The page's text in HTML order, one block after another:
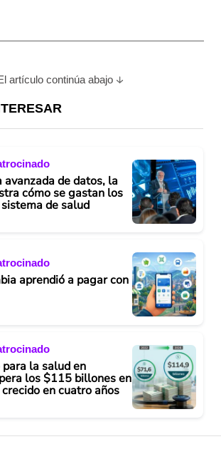
artículo continúa abajo
avanzada de datos, la
cómo se gastan los
de salud
aprendió a pagar con
la salud en
los $115 billones en
en cuatro años